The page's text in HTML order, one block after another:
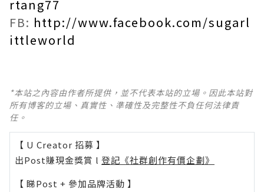
rtang77
FB: http://www.facebook.com/sugarl
ittleworld
*本站之內容由作者所提供，並不代表本站的立場。因此本站對
所有博客的立場、真實性、準確性及完整性不負任何法律責
任。
【 U Creator 招募 】
出Post賺現金獎賞 l 登記《社群創作有價企劃》
【 睇Post + 參加品牌活動 】